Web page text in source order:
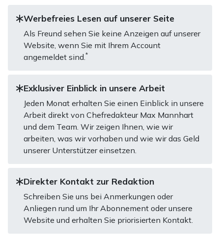
Werbefreies Lesen auf unserer Seite
Als Freund sehen Sie keine Anzeigen auf unserer
Website, wenn Sie mit Ihrem Account
angemeldet sind.*
Exklusiver Einblick in unsere Arbeit
Jeden Monat erhalten Sie einen Einblick in unsere
Arbeit direkt von Chefredakteur Max Mannhart
und dem Team. Wir zeigen Ihnen, wie wir
arbeiten, was wir vorhaben und wie wir das Geld
unserer Unterstützer einsetzen.
Direkter Kontakt zur Redaktion
Schreiben Sie uns bei Anmerkungen oder
Anliegen rund um Ihr Abonnement oder unsere
Website und erhalten Sie priorisierten Kontakt.